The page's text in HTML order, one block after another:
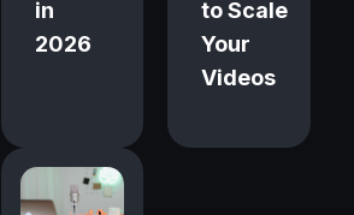
in
2026
to Scale
Your
Videos